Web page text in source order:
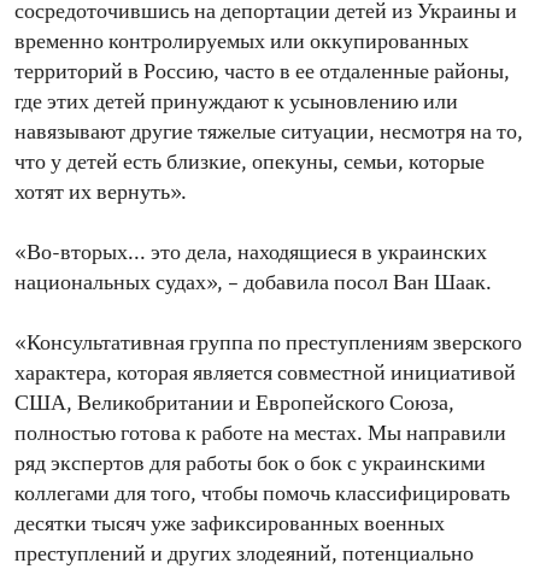
сосредоточившись на депортации детей из Украины и
временно контролируемых или оккупированных
территорий в Россию, часто в ее отдаленные районы,
где этих детей принуждают к усыновлению или
навязывают другие тяжелые ситуации, несмотря на то,
что у детей есть близкие, опекуны, семьи, которые
хотят их вернуть».
«Во-вторых... это дела, находящиеся в украинских
национальных судах», – добавила посол Ван Шаак.
«Консультативная группа по преступлениям зверского
характера, которая является совместной инициативой
США, Великобритании и Европейского Союза,
полностью готова к работе на местах. Мы направили
ряд экспертов для работы бок о бок с украинскими
коллегами для того, чтобы помочь классифицировать
десятки тысяч уже зафиксированных военных
преступлений и других злодеяний, потенциально